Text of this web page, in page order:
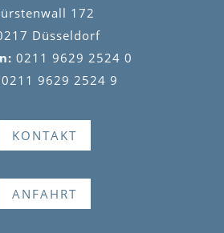
172
Düsseldorf
0211 9629 2524 0
0211 9629 2524 9
KONTAKT
ANFAHRT